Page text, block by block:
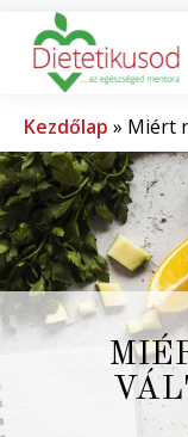
Kezdőlap » Miért